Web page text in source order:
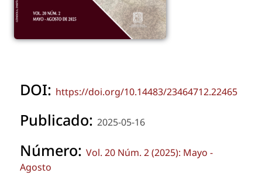
DOI: https://doi.org/10.14483/23464712.22465
Publicado: 2025-05-16
Número: Vol. 20 Núm. 2 (2025): Mayo -
Agosto